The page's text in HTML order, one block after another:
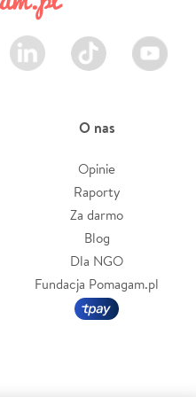
LinkedIn TikTok Youtube
O nas
Opinie
Raporty
Za darmo
Blog
Dla NGO
Fundacja Pomagam.pl